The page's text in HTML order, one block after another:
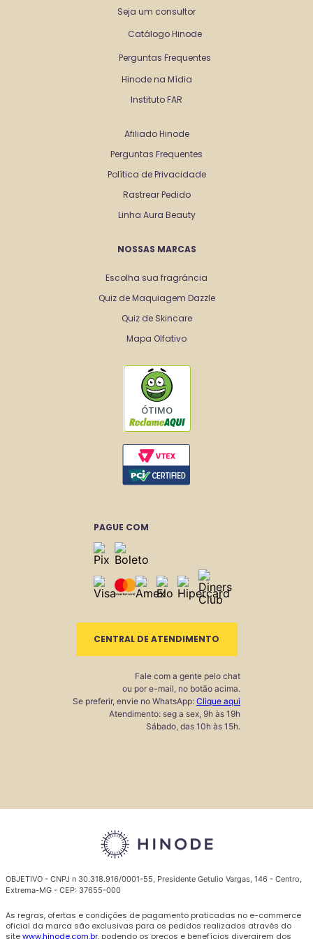
Seja um consultor
Catálogo Hinode
Perguntas Frequentes
Hinode na Mídia
Instituto FAR
Afiliado Hinode
Perguntas Frequentes
Política de Privacidade
Rastrear Pedido
Linha Aura Beauty
NOSSAS MARCAS
Escolha sua fragrância
Quiz de Maquiagem Dazzle
Quiz de Skincare
Mapa Olfativo
ÓTIMO
PAGUE COM
CENTRAL DE ATENDIMENTO
Fale com a gente pelo chat
ou por e-mail, no botão acima.
Se preferir, envie no WhatsApp: Clique aqui
Atendimento: seg a sex, 9h às 19h
Sábado, das 10h às 15h.
OBJETIVO - CNPJ n 30.318.916/0001-55, Presidente Getulio Vargas, 146 - Centro,
Extrema-MG - CEP: 37655-000
As regras, ofertas e condições de pagamento praticadas no e-commerce
oficial da marca são exclusivas para os pedidos realizados através do
sitewww.hinode.com.br, podendo os preços e benefícios divergirem dos